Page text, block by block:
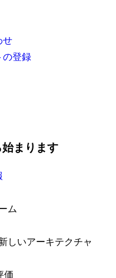
せ
の登録
まります
ム
しいアーキテクチャ
価